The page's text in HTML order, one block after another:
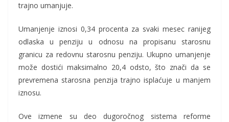
trajno umanjuje.
Umanjenje iznosi 0,34 procenta za svaki mesec ranijeg
odlaska u penziju u odnosu na propisanu starosnu
granicu za redovnu starosnu penziju. Ukupno umanjenje
može dostići maksimalno 20,4 odsto, što znači da se
prevremena starosna penzija trajno isplaćuje u manjem
iznosu.
Ove izmene su deo dugoročnog sistema reforme